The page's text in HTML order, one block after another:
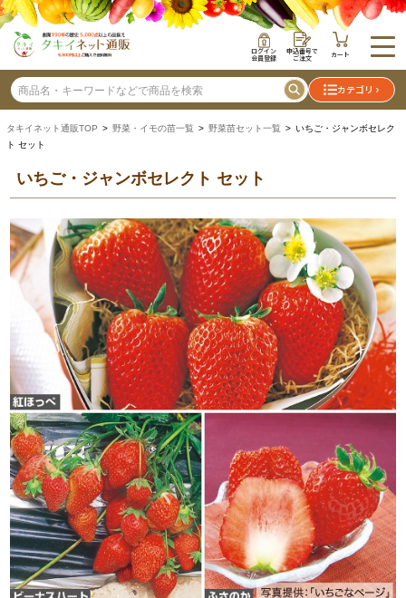
ログイン
会員登録
申込番号で
ご注文 カート
カテゴリ
タキイネット通販TOP > 野菜・イモの苗一覧 > 野菜苗セット一覧 > いちご・ジャンボセレク
ト セット
いちご・ジャンボセレクト セット